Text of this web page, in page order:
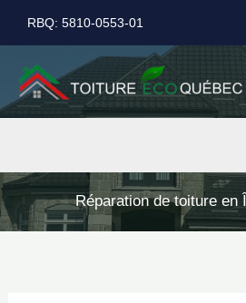
au
contenu
RBQ: 5810-0553-01
Réparation de toiture en